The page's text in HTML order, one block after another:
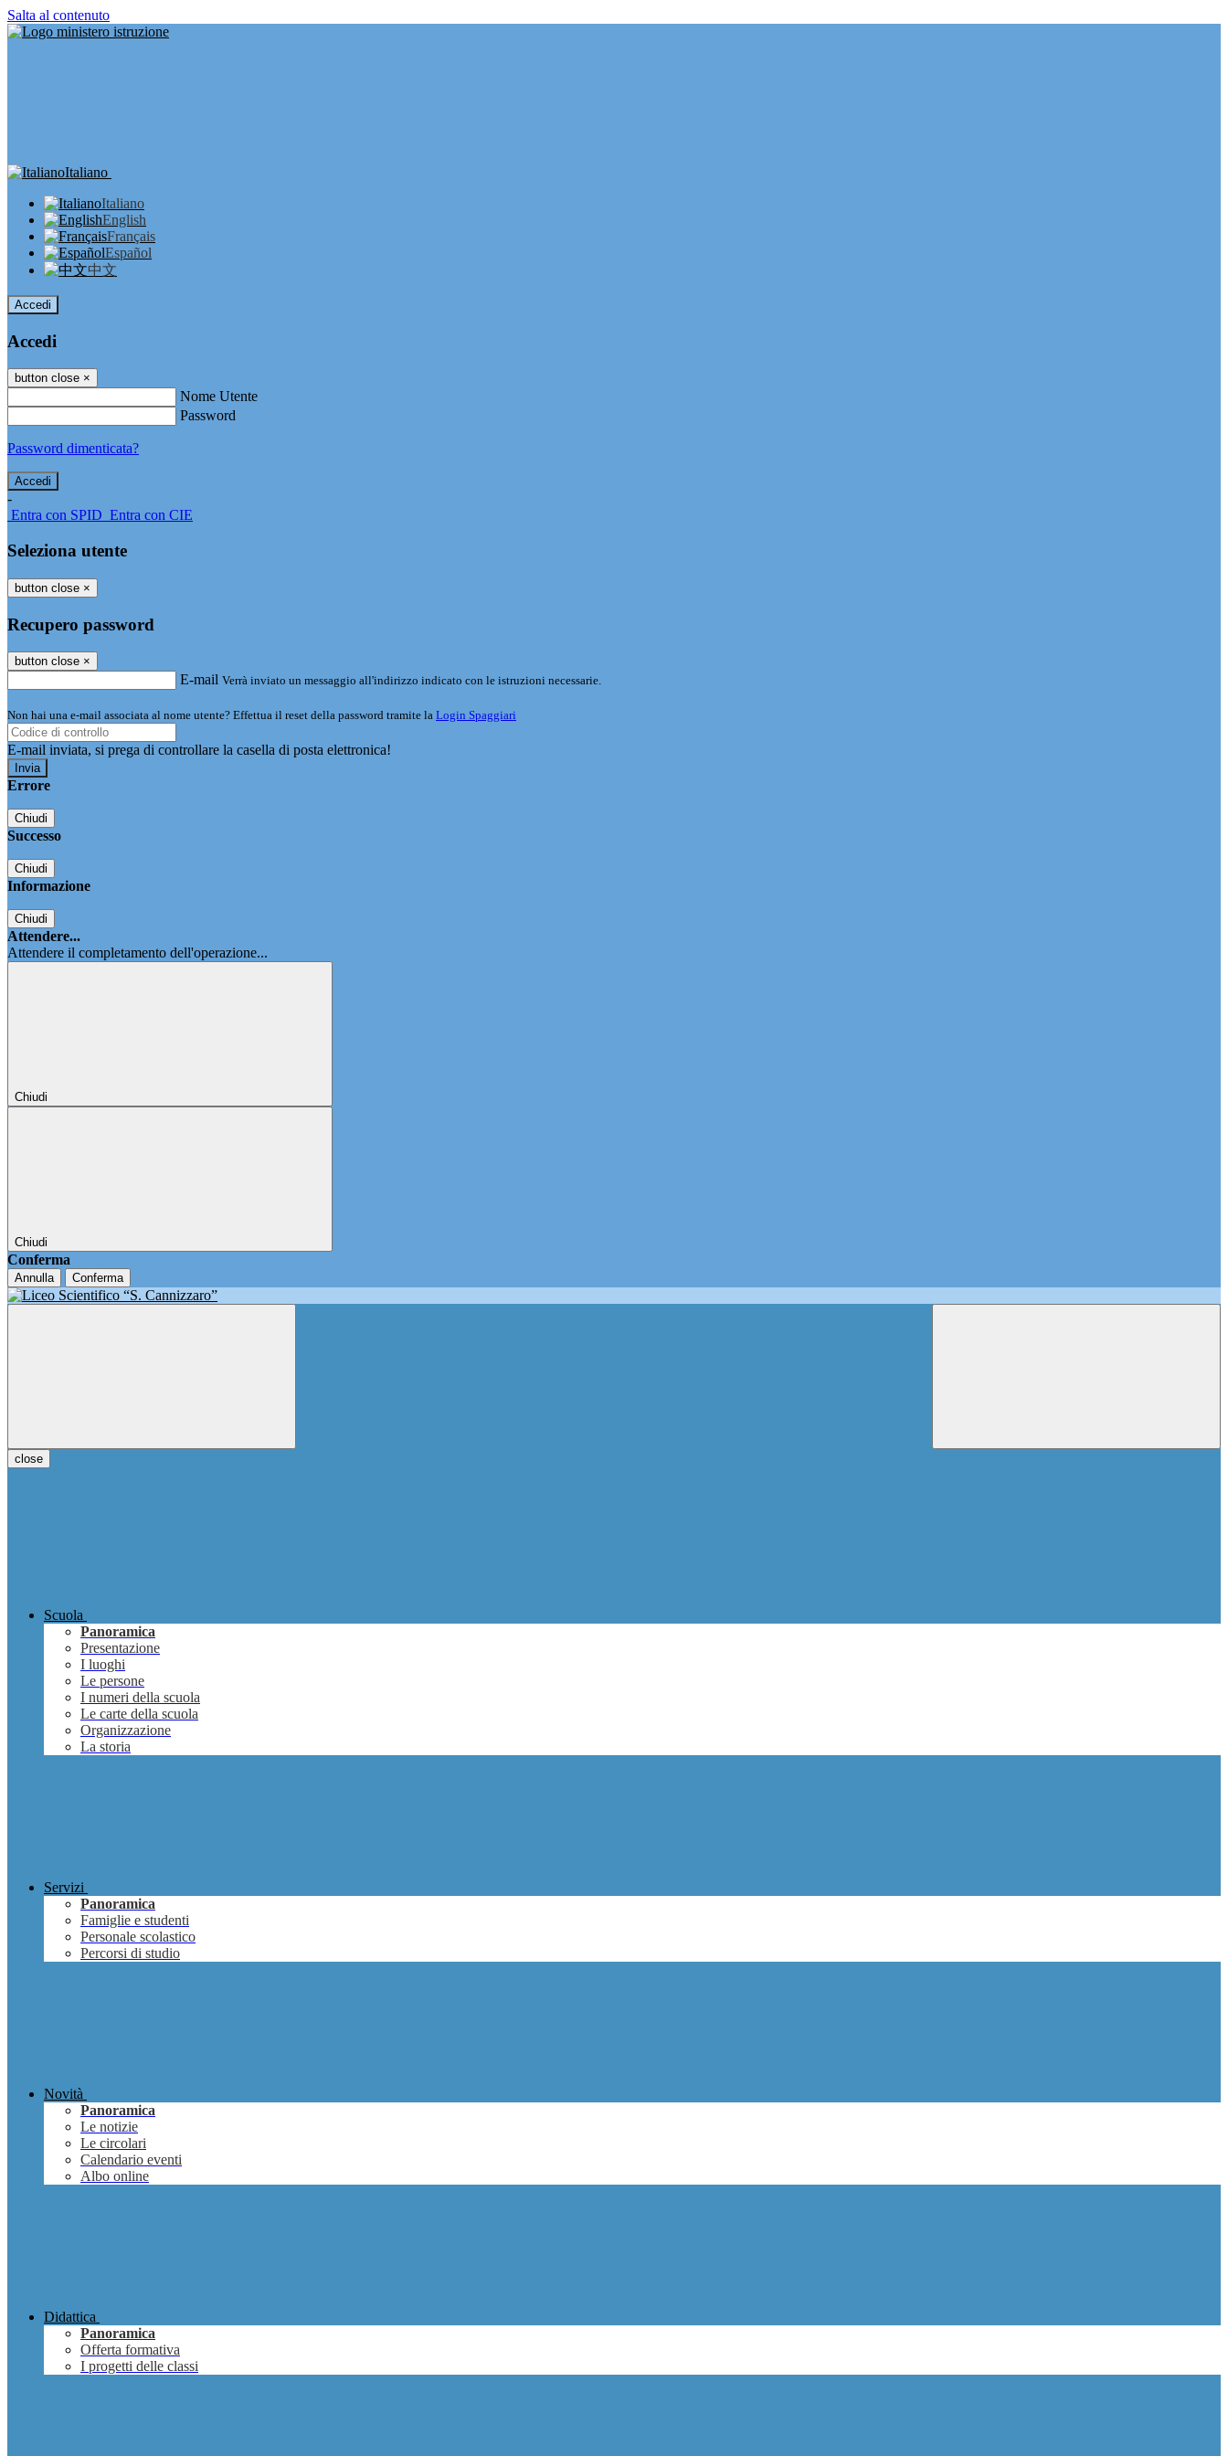
Salta al contenuto
Italiano
Italiano
English
Français
Español
中文
Accedi
Accedi
button close ×
Nome Utente
Password
Password dimenticata?
-
Entra con SPID Entra con CIE
Seleziona utente
button close ×
Recupero password
button close ×
E-mail Verrà inviato un messaggio all'indirizzo indicato con le istruzioni necessarie.
Non hai una e-mail associata al nome utente? Effettua il reset della password tramite la Login Spaggiari
E-mail inviata, si prega di controllare la casella di posta elettronica!
Errore
Chiudi
Successo
Chiudi
Informazione
Chiudi
Attendere...
Attendere il completamento dell'operazione...
Chiudi
Chiudi
Conferma
Annulla Conferma
close
Scuola
Panoramica
Presentazione
I luoghi
Le persone
I numeri della scuola
Le carte della scuola
Organizzazione
La storia
Servizi
Panoramica
Famiglie e studenti
Personale scolastico
Percorsi di studio
Novità
Panoramica
Le notizie
Le circolari
Calendario eventi
Albo online
Didattica
Panoramica
Offerta formativa
I progetti delle classi